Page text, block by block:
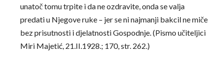
unatoč tomu trpite i da ne ozdravite, onda se valja
predati u Njegove ruke – jer se ni najmanji bakcil ne miče
bez prisutnosti i djelatnosti Gospodnje. (Pismo učiteljici
Miri Majetić, 21.II.1928.; 170, str. 262.)